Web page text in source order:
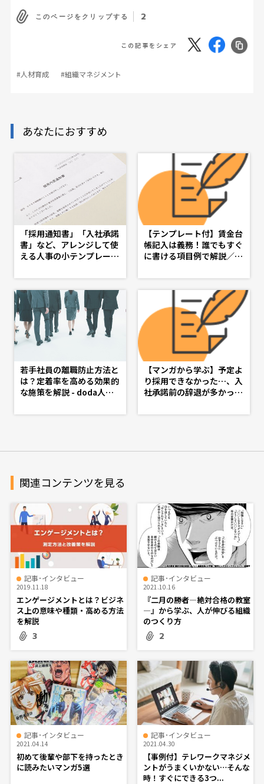
このページをクリップする 2
この記事をシェア
#人材育成 #組織マネジメント
あなたにおすすめ
「採用通知書」「入社承諾
書」など、アレンジして使
える人事の小テンプレート
j）- 理想の人事へ、ショー
トカット
【テンプレート付】賃金台
帳記入は義務！誰でもすぐ
に書ける項目例で解説／社
（dsj）- 理想の人事へ、シ
ョートカット
若手社員の離職防止方法と
は？定着率を高める効果的
な施策を解説 - doda人事
へ、ショートカット
【マンガから学ぶ】予定よ
り採用できなかった…、入
社承諾前の辞退が多かっ
見直し・入社承諾フォロー
関連コンテンツを見る
記事･インタビュー
2019.11.18
エンゲージメントとは？ビジネ
ス上の意味や種類・高める方法
を解説
3
記事･インタビュー
2021.10.16
『二月の勝者―絶対合格の教室
―』から学ぶ、人が伸びる組織
のつくり方
2
記事･インタビュー
2021.04.14
初めて後輩や部下を持ったとき
に読みたいマンガ5選
記事･インタビュー
2021.04.30
【事例付】テレワークマネジメ
ントがうまくいかない…そんな
時！すぐにできる3つ...